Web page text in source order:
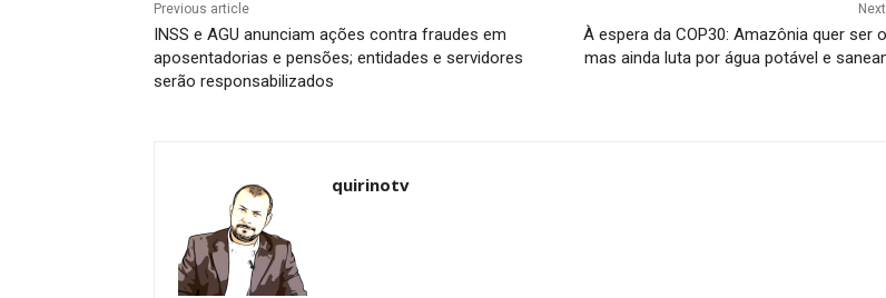
Previous article
INSS e AGU anunciam ações contra fraudes em
aposentadorias e pensões; entidades e servidores
serão responsabilizados
À espera da COP30: Amazônia quer ser
mas ainda luta por água potável e
quirinotv